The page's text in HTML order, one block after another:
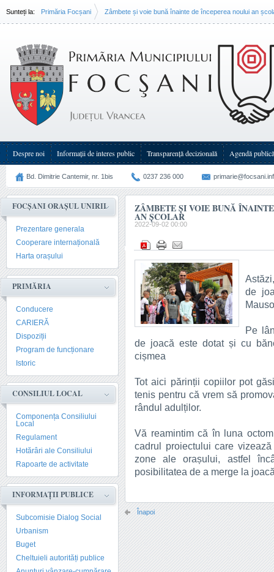
Sunteți la: Primăria Focșani Zâmbete și voie bună înainte de începerea noului an
Despre noi Informații de interes public Transparenţă decizională Agendă publică
Bd. Dimitrie Cantemir, nr. 1bis 0237 236 000
FOCȘANI ORAȘUL UNIRII
Prezentare generala
Cooperare internațională
Harta orașului
PRIMĂRIA
Conducere
CARIERĂ
Dispoziții
Program de funcționare
Istoric
CONSILIUL LOCAL
Componența Consiliului
Local
Regulament
Hotărâri ale Consiliului
Rapoarte de activitate
INFORMAȚII PUBLICE
Subcomisie Dialog Social
Urbanism
Buget
Cheltuieli autorități publice
ZÂMBETE ȘI VOIE BUNĂ
AN ȘCOLAR
2022-09-02 00:00
de
Pe
de joacă este dotat și cu
cișmea
Tot aici părinții copiilor pot
tenis pentru că vrem să
rândul adulților.
Vă reamintim că în luna
cadrul proiectului care
zone ale orașului, astfel
posibilitatea de a merge la
Înapoi